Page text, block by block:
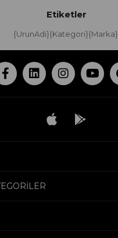
Etiketler
{UrunAdi}{Kategori}{Marka}